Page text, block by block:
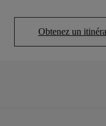
Obtenez un